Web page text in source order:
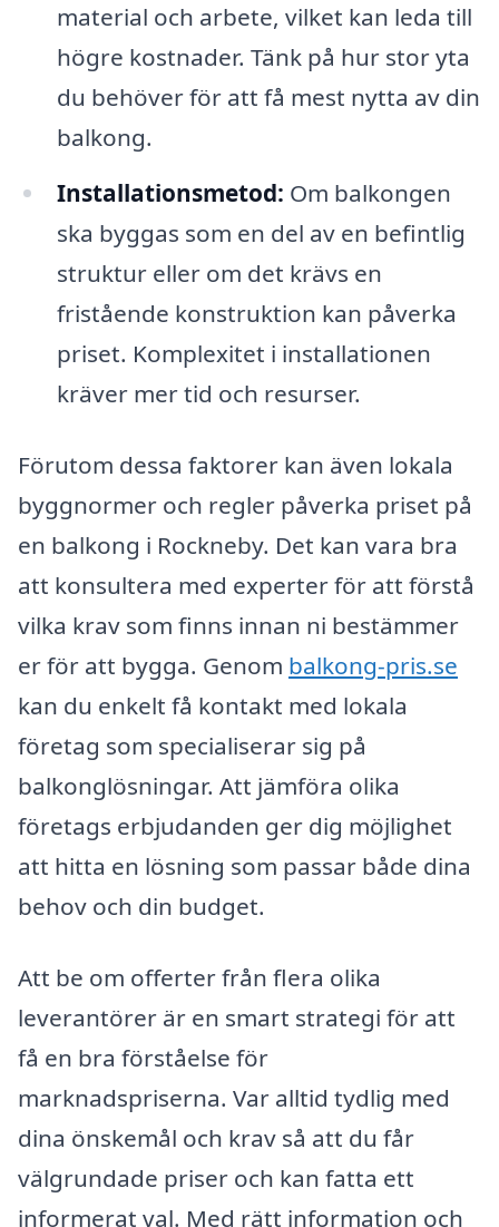
material och arbete, vilket kan leda till
högre kostnader. Tänk på hur stor yta
du behöver för att få mest nytta av din
balkong.
Installationsmetod: Om balkongen
ska byggas som en del av en befintlig
struktur eller om det krävs en
fristående konstruktion kan påverka
priset. Komplexitet i installationen
kräver mer tid och resurser.
Förutom dessa faktorer kan även lokala
byggnormer och regler påverka priset på
en balkong i Rockneby. Det kan vara bra
att konsultera med experter för att förstå
vilka krav som finns innan ni bestämmer
er för att bygga. Genom balkong-pris.se
kan du enkelt få kontakt med lokala
företag som specialiserar sig på
balkonglösningar. Att jämföra olika
företags erbjudanden ger dig möjlighet
att hitta en lösning som passar både dina
behov och din budget.
Att be om offerter från flera olika
leverantörer är en smart strategi för att
få en bra förståelse för
marknadspriserna. Var alltid tydlig med
dina önskemål och krav så att du får
välgrundade priser och kan fatta ett
informerat val. Med rätt information och